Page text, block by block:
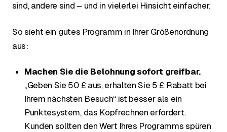
sind, andere sind – und in vielerlei Hinsicht einfacher.
So sieht ein gutes Programm in Ihrer Größenordnung
aus:
Machen Sie die Belohnung sofort greifbar.
„Geben Sie 50 £ aus, erhalten Sie 5 £ Rabatt bei
Ihrem nächsten Besuch“ ist besser als ein
Punktesystem, das Kopfrechnen erfordert.
Kunden sollten den Wert Ihres Programms spüren